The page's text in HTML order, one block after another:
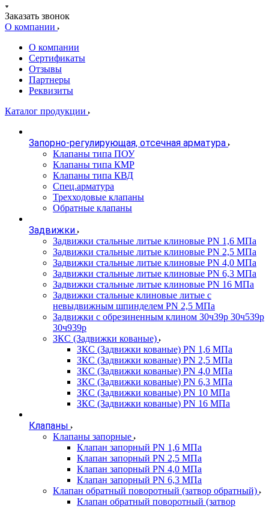
Заказать звонок
О компании
О компании
Сертификаты
Отзывы
Партнеры
Реквизиты
Каталог продукции
Запорно-регулирующая, отсечная арматура
Клапаны типа ПОУ
Клапаны типа КМР
Клапаны типа КВД
Спец.арматура
Трехходовые клапаны
Обратные клапаны
Задвижки
Задвижки стальные литые клиновые PN 1,6 МПа
Задвижки стальные литые клиновые PN 2,5 МПа
Задвижки стальные литые клиновые PN 4,0 МПа
Задвижки стальные литые клиновые PN 6,3 МПа
Задвижки стальные литые клиновые PN 16 МПа
Задвижки стальные клиновые литые с
невыдвижным шпинделем PN 2,5 МПа
Задвижки с обрезиненным клином 30ч39р 30ч539р
30ч939р
ЗКС (Задвижки кованые)
ЗКС (Задвижки кованые) PN 1,6 МПа
ЗКС (Задвижки кованые) PN 2,5 МПа
ЗКС (Задвижки кованые) PN 4,0 МПа
ЗКС (Задвижки кованые) PN 6,3 МПа
ЗКС (Задвижки кованые) PN 10 МПа
ЗКС (Задвижки кованые) PN 16 МПа
Клапаны
Клапаны запорные
Клапан запорный PN 1,6 МПа
Клапан запорный PN 2,5 МПа
Клапан запорный PN 4,0 МПа
Клапан запорный PN 6,3 МПа
Клапан обратный поворотный (затвор обратный)
Клапан обратный поворотный (затвор